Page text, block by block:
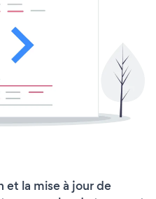
et la mise à jour de